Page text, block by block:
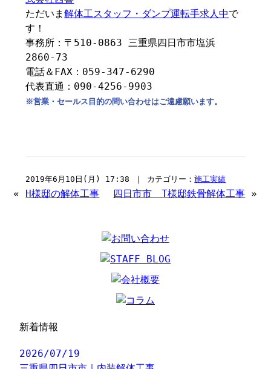
ただいま解体工スタッフ・ダンプ運転手求人中で
す！
事務所：〒510-0863 三重県四日市市塩浜
2860-73
電話＆FAX：059-347-6290
代表直通：090-4256-9903
※営業・セールス目的の問い合わせはご遠慮願います。
2019年6月10日(月) 17:38 ｜ カテゴリー：施工実績
« H様邸の解体工事 四日市市 T様邸鉄骨解体工事 »
新着情報
2026/07/19